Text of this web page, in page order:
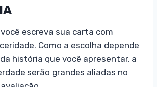
escreva sua carta com
Como a escolha depende
história que você apresentar, a
serão grandes aliadas no